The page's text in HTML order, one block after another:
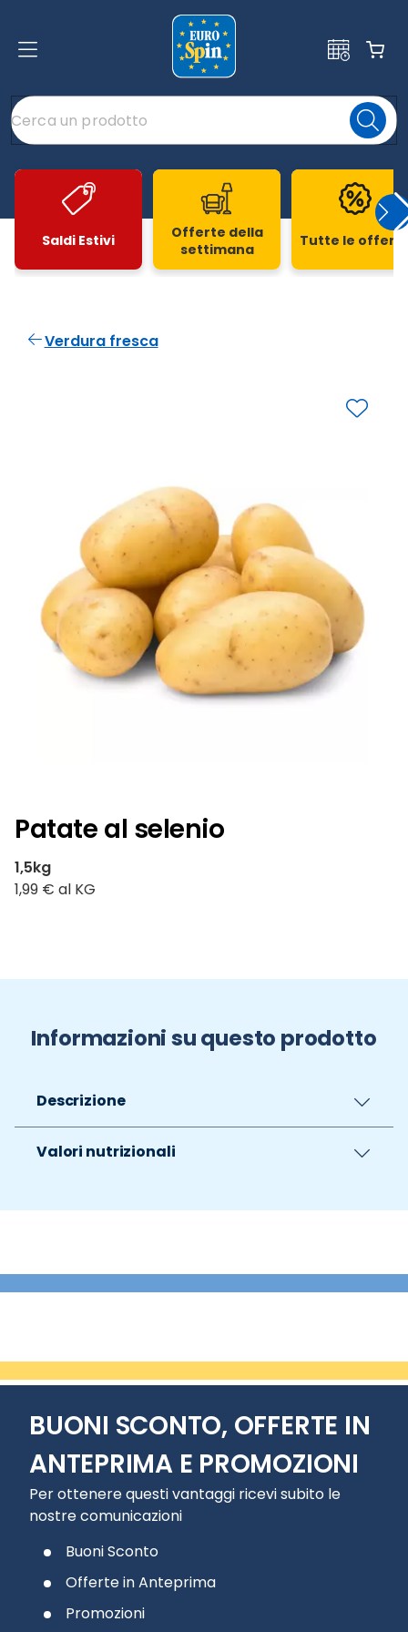
Saldi Estivi
Offerte della
settimana
Tutte le
Verdura fresca
Patate al selenio
1,5kg
1,99 € al KG
Informazioni su questo prodotto
Descrizione
Valori nutrizionali
BUONI SCONTO, OFFERTE IN
ANTEPRIMA E PROMOZIONI
Per ottenere questi vantaggi ricevi subito le
nostre comunicazioni
Buoni Sconto
Offerte in Anteprima
Promozioni